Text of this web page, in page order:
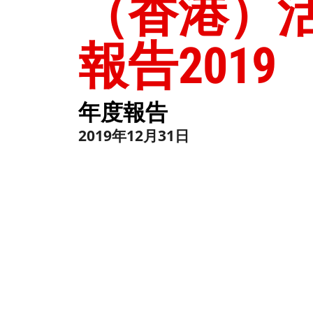
（香港）
報告2019
年度報告
2019年12月31日